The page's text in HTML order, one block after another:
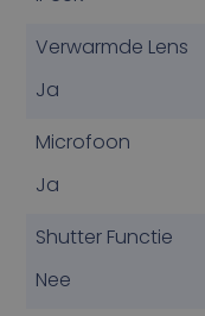
Verwarmde Lens
Ja
Microfoon
Ja
Shutter Functie
Nee